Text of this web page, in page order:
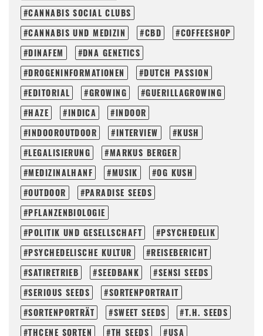
CANNABIS SOCIAL CLUBS
CANNABIS UND MEDIZIN
CBD
COFFEESHOP
DINAFEM
DNA GENETICS
DROGENINFORMATIONEN
DUTCH PASSION
EDITORIAL
GROWING
GUERILLAGROWING
HAZE
INDICA
INDOOR
INDOOROUTDOOR
INTERVIEW
KUSH
LEGALISIERUNG
MARKUS BERGER
MEDIZINALHANF
MUSIK
OG KUSH
OUTDOOR
PARADISE SEEDS
PFLANZENBIOLOGIE
POLITIK UND GESELLSCHAFT
PSYCHEDELIK
PSYCHEDELISCHE KULTUR
REISEBERICHT
SATIRETRIEB
SEEDBANK
SENSI SEEDS
SERIOUS SEEDS
SORTENPORTRAIT
SORTENPORTRÄT
SWEET SEEDS
T.H. SEEDS
THCENE SORTEN
TH SEEDS USA